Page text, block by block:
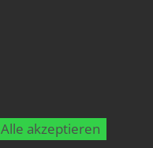
Alle akzeptieren